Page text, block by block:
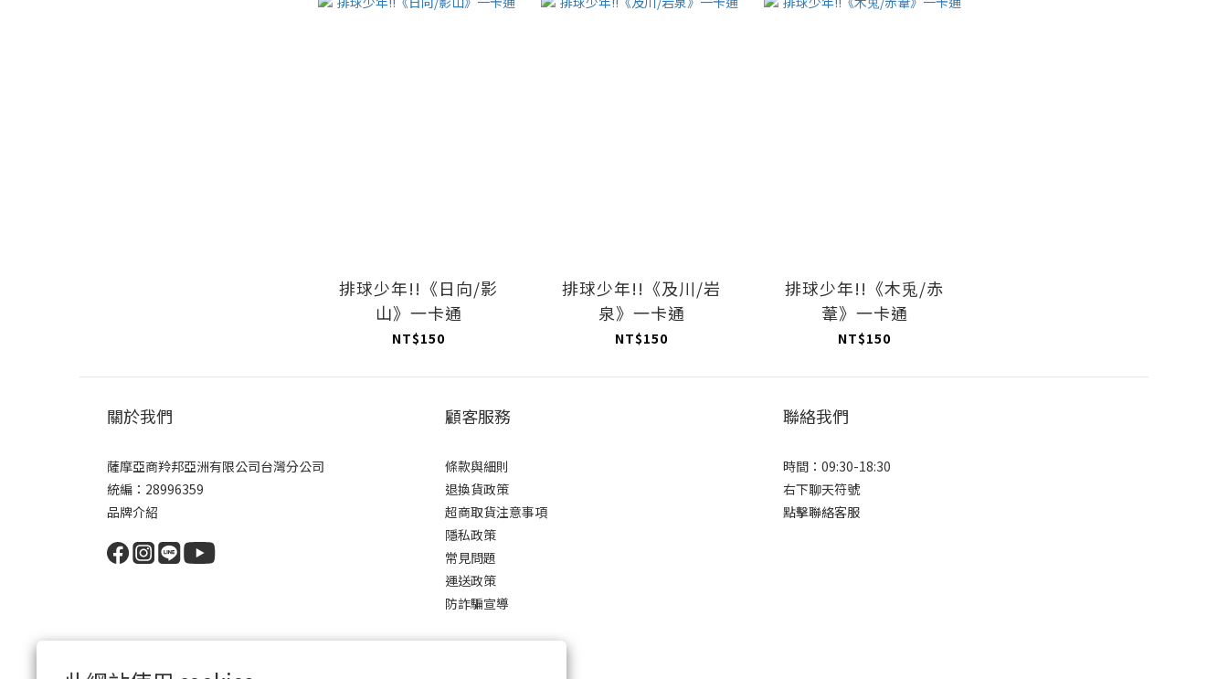
排球少年!!《日向/影
山》一卡通
NT$150
排球少年!!《及川/岩
泉》一卡通
NT$150
排球少年!!《木兎/赤
葦》一卡通
NT$150
關於我們
薩摩亞商羚邦亞洲有限公司台灣分公司
統編：28996359
品牌介紹
顧客服務
條款與細則
退換貨政策
超商取貨注意事項
隱私政策
常見問題
運送政策
防詐騙宣導
聯絡我們
時間：09:30-18:30
右下聊天符號
點擊聯絡客服